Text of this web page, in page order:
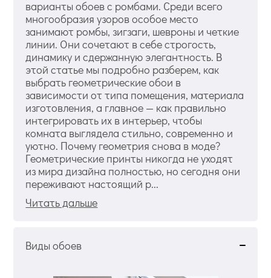
варианты обоев с ромбами. Среди всего
многообразия узоров особое место
занимают ромбы, зигзаги, шевроны и четкие
линии. Они сочетают в себе строгость,
динамику и сдержанную элегантность. В
этой статье мы подробно разберем, как
выбрать геометрические обои в
зависимости от типа помещения, материала
изготовления, а главное — как правильно
интегрировать их в интерьер, чтобы
комната выглядела стильно, современно и
уютно. Почему геометрия снова в моде?
Геометрические принты никогда не уходят
из мира дизайна полностью, но сегодня они
переживают настоящий р...
Читать дальше
Виды обоев